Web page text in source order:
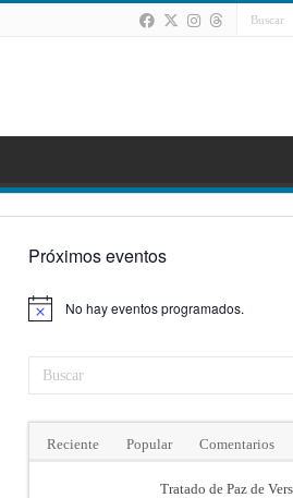
Próximos eventos
Aviso No hay eventos programados.
Reciente Popular Comentarios
Tratado de Paz de